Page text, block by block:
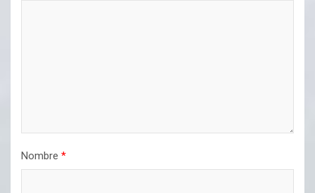
Nombre *